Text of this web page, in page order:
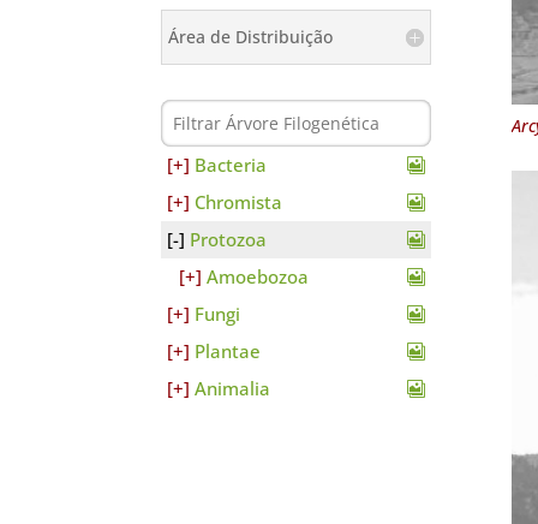
Área de Distribuição
Bacteria
Chromista
Protozoa
Amoebozoa
Fungi
Plantae
Animalia